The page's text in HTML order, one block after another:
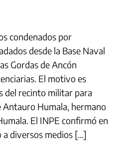
condenados por
desde la Base Naval
Gordas de Ancón
El motivo es
del recinto militar para
Antauro Humala, hermano
El INPE confirmó en
a diversos medios […]